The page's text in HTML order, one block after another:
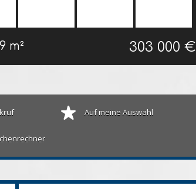
m² 303 000 €
Auf meine Auswahl